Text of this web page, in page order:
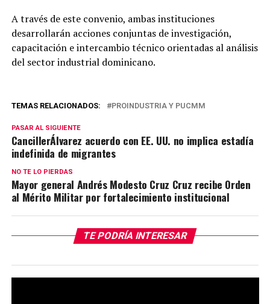
A través de este convenio, ambas instituciones
desarrollarán acciones conjuntas de investigación,
capacitación e intercambio técnico orientadas al análisis
del sector industrial dominicano.
TEMAS RELACIONADOS: PROINDUSTRIA Y PUCMM
PASAR AL SIGUIENTE
CancillerÁlvarez acuerdo con EE. UU. no implica estadía
indefinida de migrantes
NO TE LO PIERDAS
Mayor general Andrés Modesto Cruz Cruz recibe Orden
al Mérito Militar por fortalecimiento institucional
TE PODRÍA INTERESAR